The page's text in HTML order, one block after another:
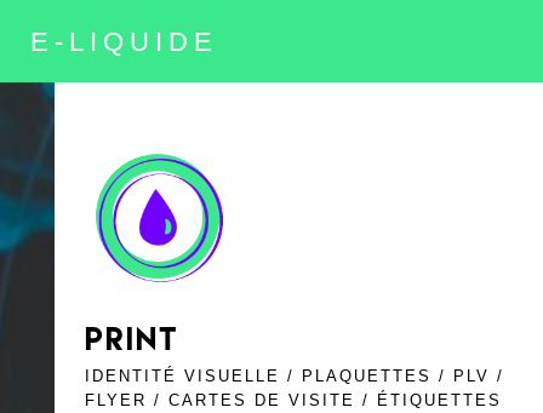
E-LIQUIDE
PRINT
IDENTITÉ VISUELLE / PLAQUETTES / PLV /
FLYER / CARTES DE VISITE / ÉTIQUETTES